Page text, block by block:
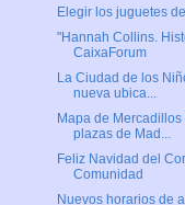
Elegir los juguetes
"Hannah Collins.
CaixaForum
La Ciudad de los
nueva ubica...
Mapa de
plazas de Mad...
Feliz Navidad del
Comunidad
Nuevos horarios de